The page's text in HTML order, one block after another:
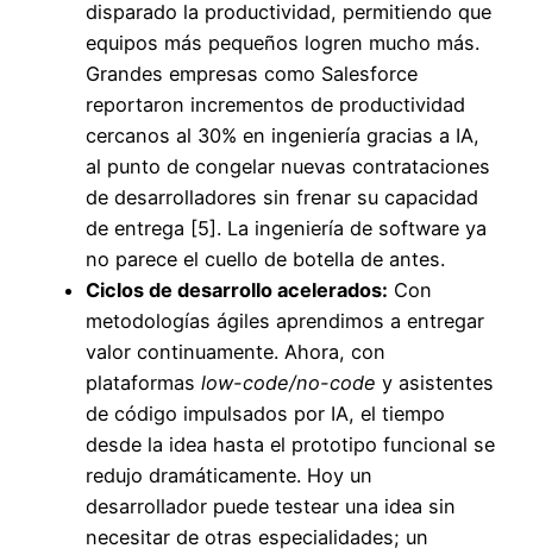
disparado la productividad, permitiendo que
equipos más pequeños logren mucho más.
Grandes empresas como Salesforce
reportaron incrementos de productividad
cercanos al 30% en ingeniería gracias a IA,
al punto de congelar nuevas contrataciones
de desarrolladores sin frenar su capacidad
de entrega [5]. La ingeniería de software ya
no parece el cuello de botella de antes.
Ciclos de desarrollo acelerados: Con
metodologías ágiles aprendimos a entregar
valor continuamente. Ahora, con
plataformas low-code/no-code y asistentes
de código impulsados por IA, el tiempo
desde la idea hasta el prototipo funcional se
redujo dramáticamente. Hoy un
desarrollador puede testear una idea sin
necesitar de otras especialidades; un